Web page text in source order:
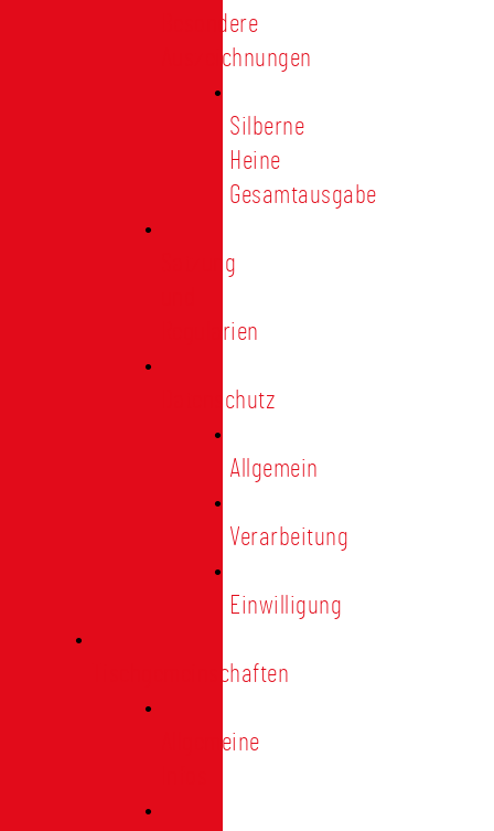
Besondere
Auszeichnungen
Silberne
Heine
Gesamtausgabe
Satzung
Regularien
Datenschutz
Allgemein
Verarbeitung
Einwilligung
Tischgemeinschaften
Allgemeine